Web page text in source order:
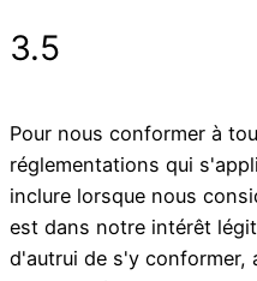
3.5
Pour nous conformer à
réglementations qui
inclure lorsque nous
est dans notre intérêt
d'autrui de s'y conformer,